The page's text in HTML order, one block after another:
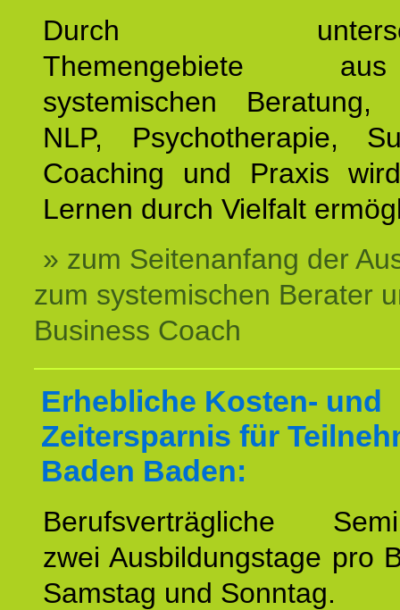
Durch
Themengebiete
systemischen Beratung,
NLP, Psychotherapie,
Coaching und Praxis
Lernen durch Vielfalt
» zum Seitenanfang der
zum systemischen Berater
Business Coach
Erhebliche Kosten- und
Zeitersparnis für
Baden Baden:
Berufsverträgliche
zwei Ausbildungstage pro
Samstag und Sonntag.